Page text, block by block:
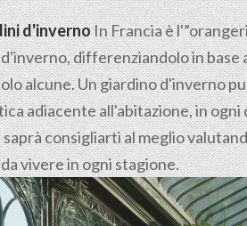
d'invernoIn Francia è
differenziandolo in base
alcune. Un giardino d'inverno
adiacente all'abitazione, in
consigliarti al meglio
vivere in ogni stagione.